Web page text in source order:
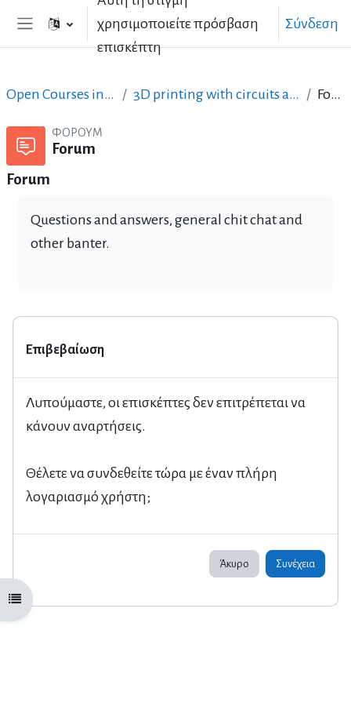
Μετάβαση στο κεντρικό περιεχόμενο
Πλευρικός πίνακας
χρησιμοποιείτε πρόσβαση
επισκέπτη
Σύνδεση
Άνοιγμα ευρετηρίου μαθήματος
Open Courses in English 3D printing with circuits and Arduino Forum
ΦΌΡΟΥΜ
Forum
Forum
Questions and answers, general chit chat and
other banter.
Επιβεβαίωση
Λυπούμαστε, οι επισκέπτες δεν επιτρέπεται να
κάνουν αναρτήσεις.
Θέλετε να συνδεθείτε τώρα με έναν πλήρη
λογαριασμό χρήστη;
Άκυρο Συνέχεια